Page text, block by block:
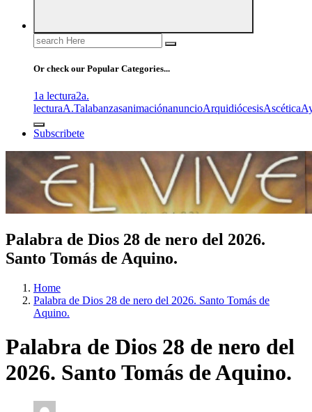
Search
for:
Or check our Popular Categories...
1a lectura2a.
lecturaA.TalabanzasanimaciónanuncioArquidiócesisAscética
Subscribete
Palabra de Dios 28 de nero del 2026.
Santo Tomás de Aquino.
Home
Palabra de Dios 28 de nero del 2026. Santo Tomás de
Aquino.
Palabra de Dios 28 de nero del
2026. Santo Tomás de Aquino.